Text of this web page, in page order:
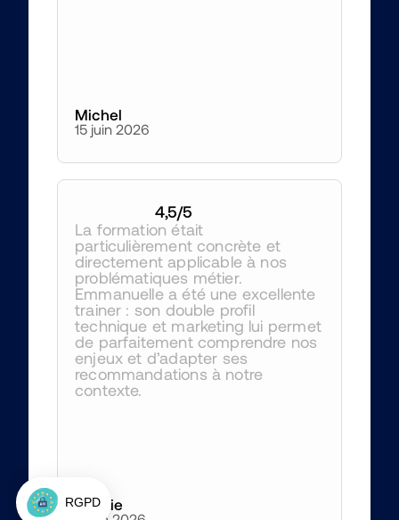
Michel
15 juin 2026
4,5/5
La formation était
particulièrement concrète et
directement applicable à nos
problématiques métier.
Emmanuelle a été une excellente
trainer : son double profil
technique et marketing lui permet
de parfaitement comprendre nos
enjeux et d’adapter ses
recommandations à notre
contexte.
Amélie